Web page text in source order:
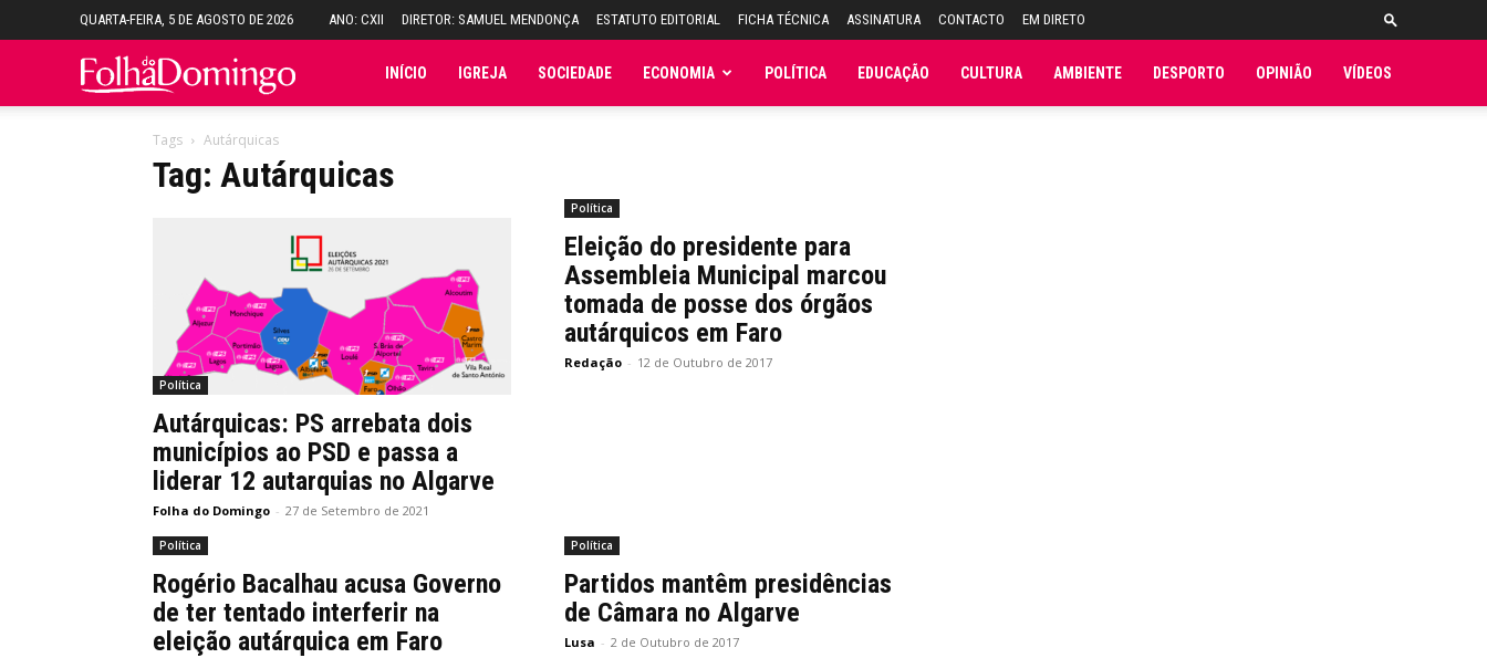
QUARTA-FEIRA, 5 DE AGOSTO DE 2026 ANO: CXII DIRETOR: SAMUEL MENDONÇA ESTATUTO EDITORIAL FICHA TÉCNICA ASSINATURA CONTACTO EM DIRETO
Folha INÍCIO IGREJA SOCIEDADE ECONOMIA POLÍTICA EDUCAÇÃO CULTURA AMBIENTE DESPORTO OPINIÃO VÍDEOS
Tags Autárquicas
Tag: Autárquicas
Política
Autárquicas: PS arrebata dois
municípios ao PSD e passa a
liderar 12 autarquias no Algarve
Folha do Domingo - 27 de Setembro de 2021
Política
Eleição do presidente para
Assembleia Municipal marcou
tomada de posse dos órgãos
autárquicos em Faro
Redação - 12 de Outubro de 2017
Política
Rogério Bacalhau acusa Governo
de ter tentado interferir na
eleição autárquica em Faro
Política
Partidos mantêm presidências
de Câmara no Algarve
Lusa - 2 de Outubro de 2017